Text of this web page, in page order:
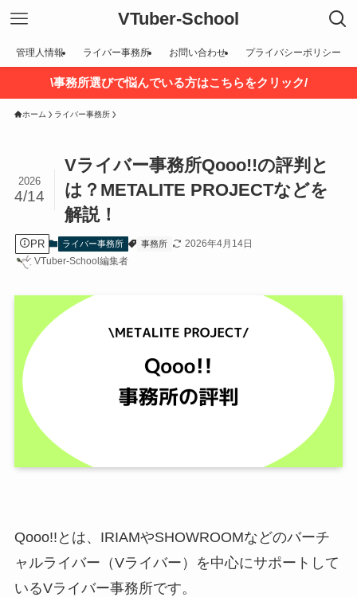
VTuber-School
管理人情報 ライバー事務所 お問い合わせ プライバシーポリシー
\事務所選びで悩んでいる方はこちらをクリック/
ホーム ライバー事務所
Vライバー事務所Qooo!!の評判と
は？METALITE PROJECTなどを
解説！
2026
4/14
PR ライバー事務所 事務所
2026年4月14日
VTuber-School編集者
Qooo!!とは、IRIAMやSHOWROOMなどのバーチ
ャルライバー（Vライバー）を中心にサポートして
いるVライバー事務所です。